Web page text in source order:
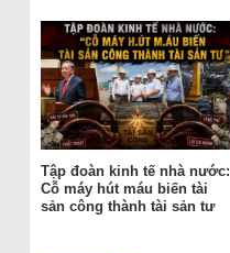
Tập đoàn kinh tế nhà nước:
Cỗ máy hút máu biến tài
sản công thành tài sản tư